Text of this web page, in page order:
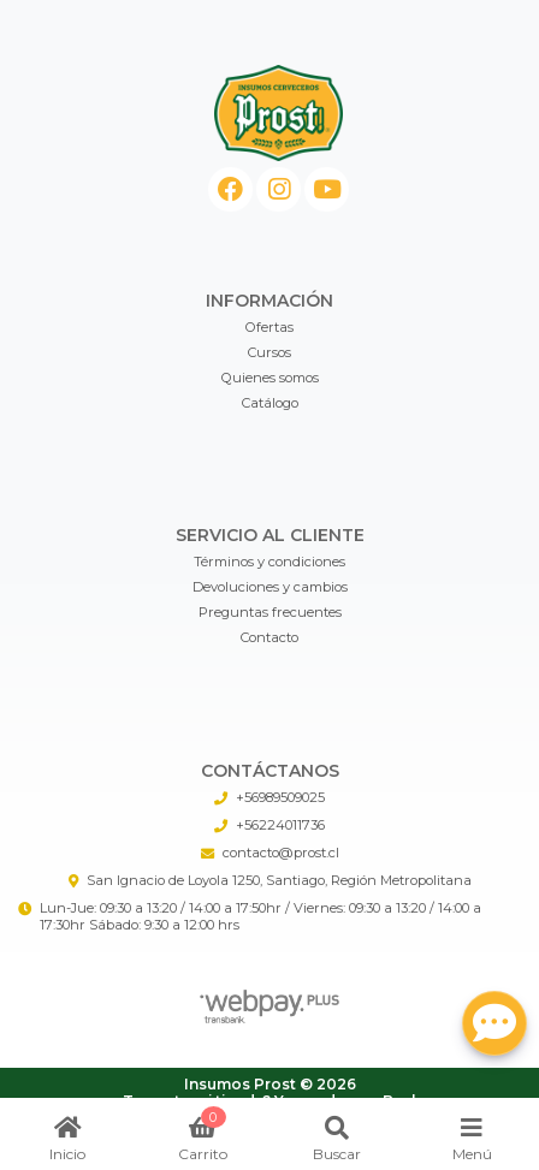
INFORMACIÓN
Ofertas
Cursos
Quienes somos
Catálogo
SERVICIO AL CLIENTE
Términos y condiciones
Devoluciones y cambios
Preguntas frecuentes
Contacto
CONTÁCTANOS
+56989509025
+56224011736
contacto@prost.cl
San Ignacio de Loyola 1250, Santiago, Región Metropolitana
Lun-Jue: 09:30 a 13:20 / 14:00 a 17:50hr / Viernes: 09:30 a 13:20 / 14:00 a
17:30hr Sábado: 9:30 a 12:00 hrs
Insumos Prost © 2026
¿Te gusta mi tienda? Yo vendo conBsale
Inicio
0
Carrito Buscar Menú